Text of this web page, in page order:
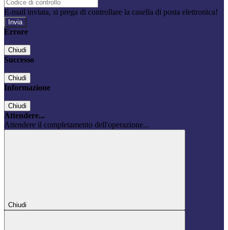
E-mail inviata, si prega di controllare la casella di posta elettronica!
Errore
Chiudi
Successo
Chiudi
Informazione
Chiudi
Attendere...
Attendere il completamento dell'operazione...
Chiudi